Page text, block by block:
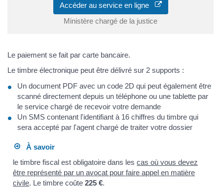
Accéder au service en ligne
Ministère chargé de la justice
Le paiement se fait par carte bancaire.
Le timbre électronique peut être délivré sur 2 supports :
Un document PDF avec un code 2D qui peut également être
scanné directement depuis un téléphone ou une tablette par
le service chargé de recevoir votre demande
Un SMS contenant l'identifiant à 16 chiffres du timbre qui
sera accepté par l'agent chargé de traiter votre dossier
À savoir
le timbre fiscal est obligatoire dans lescas où vous devez
être représenté par un avocat pour faire appel en matière
civile. Le timbre coûte225 €.